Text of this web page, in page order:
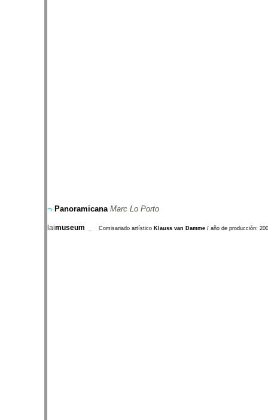
¬ Panoramicana Marc Lo Porto
laimuseum Comisariado artístico Klauss van Damme/ año de producción: